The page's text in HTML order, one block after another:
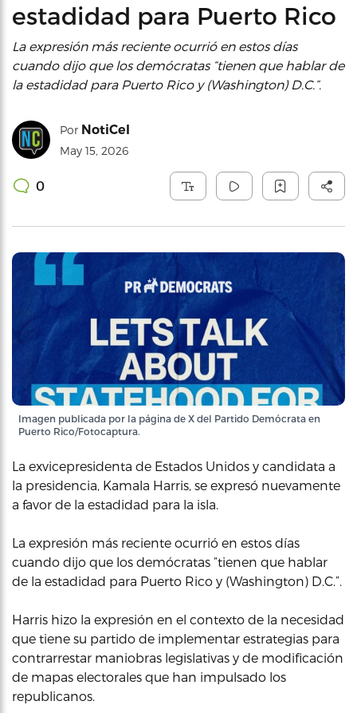
estadidad para Puerto Rico
La expresión más reciente ocurrió en estos días
cuando dijo que los demócratas “tienen que hablar de
la estadidad para Puerto Rico y (Washington) D.C.”.
Por NotiCel
May 15, 2026
0
Imagen publicada por la página de X del Partido Demócrata en
Puerto Rico/Fotocaptura.
La exvicepresidenta de Estados Unidos y candidata a
la presidencia, Kamala Harris, se expresó nuevamente
a favor de la estadidad para la isla.
La expresión más reciente ocurrió en estos días
cuando dijo que los demócratas “tienen que hablar
de la estadidad para Puerto Rico y (Washington) D.C.”.
Harris hizo la expresión en el contexto de la necesidad
que tiene su partido de implementar estrategias para
contrarrestar maniobras legislativas y de modificación
de mapas electorales que han impulsado los
republicanos.